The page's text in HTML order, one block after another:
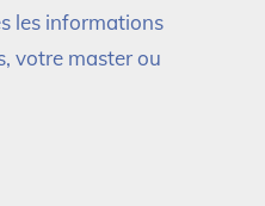
les informations
votre master ou